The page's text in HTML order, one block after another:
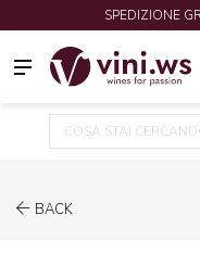
SPEDIZIONE
BACK